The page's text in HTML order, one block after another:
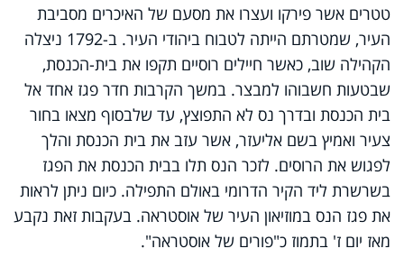
טטרים אשר פירקו ועצרו את מסעם של האיכרים מסביבת
העיר, שמטרתם הייתה לטבוח ביהודי העיר. ב-1792 ניצלה
הקהילה שוב, כאשר חיילים רוסיים תקפו את בית-הכנסת,
שבטעות חשבוהו למבצר. במשך הקרבות חדר פגז אחד אל
בית הכנסת ובדרך נס לא התפוצץ, עד שלבסוף מצאו בחור
צעיר ואמיץ בשם אליעזר, אשר עזב את בית הכנסת והלך
לפגוש את הרוסים. לזכר הנס תלו בבית הכנסת את הפגז
בשרשרת ליד הקיר הדרומי באולם התפילה. כיום ניתן לראות
את פגז הנס במוזיאון העיר של אוסטראה. בעקבות זאת נקבע
מאז יום ז' בתמוז כ"פורים של אוסטראה".